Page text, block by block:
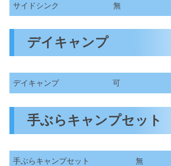
サイドシンク 無
デイキャンプ
デイキャンプ 可
手ぶらキャンプセット
手ぶらキャンプセット 無